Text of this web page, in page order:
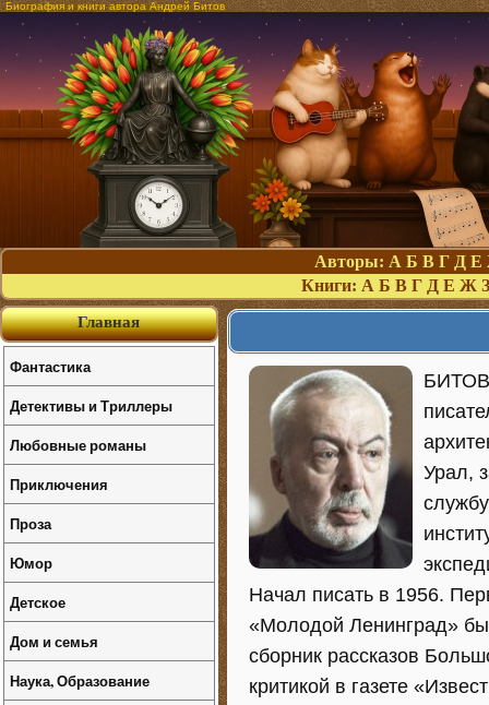
Биография и книги автора Андрей Битов
Авторы: А Б В Г Д Е
Книги: А Б В Г Д Е Ж З
Урал,
Начал писать в 1956.
«Молодой Ленинград»
сборник рассказов
критикой в газете
Главная
Фантастика
Детективы и Триллеры
Любовные романы
Приключения
Проза
Юмор
Детское
Дом и семья
Наука, Образование